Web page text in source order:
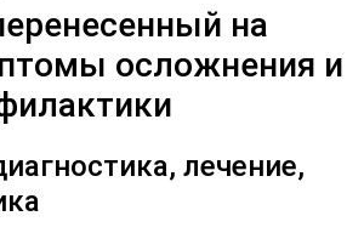
на
осложнения и
лечение,